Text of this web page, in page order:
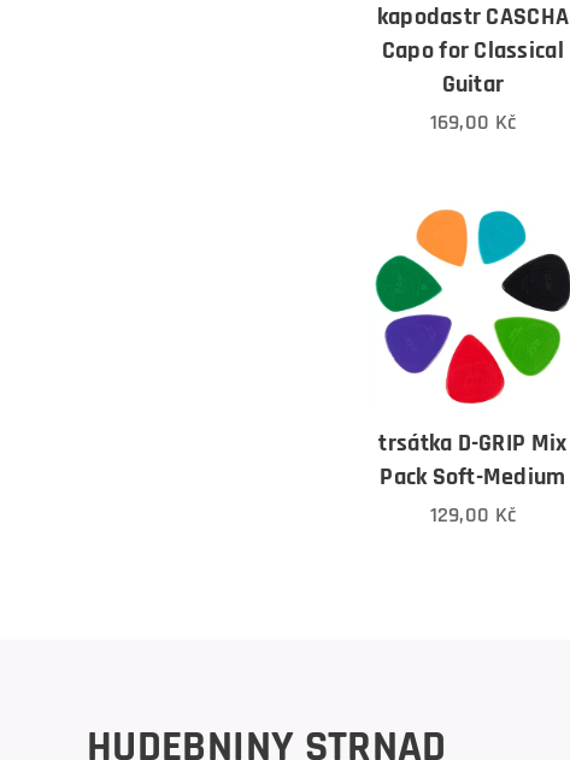
kapodastr CASCHA
Capo for Classical
Guitar
169,00 Kč
trsátka D-GRIP Mix
Pack Soft-Medium
129,00 Kč
HUDEBNINY STRNAD